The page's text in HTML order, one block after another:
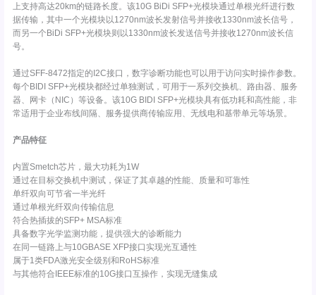
上支持高达20km的链路长度。该10G BiDi SFP+光模块通过单根光纤进行数
据传输，其中一个光模块以1270nm波长发射信号并接收1330nm波长信号，
而另一个BiDi SFP+光模块则以1330nm波长发送信号并接收1270nm波长信
号。
通过SFF-8472指定的I2C接口，数字诊断功能也可以用于访问实时操作参数。
每个BIDI SFP+光模块都经过单独测试，可用于一系列交换机、路由器、服务
器、网卡（NIC）等设备。该10G BIDI SFP+光模块具有低功耗和高性能，非
常适用于企业布线间隔、服务提供商传输应用、无线电和基带单元等场景。
产品特征
内置Smetch芯片，最大功耗为1W
通过在目标交换机中测试，保证了其卓越的性能、质量和可靠性
单纤双向可节省一半光纤
通过单根光纤双向传输信息
符合热插拔的SFP+ MSA标准
具备数字光学监测功能，提供强大的诊断能力
在同一链路上与10GBASE XFP接口实现光互通性
属于1类FDA激光安全级别和RoHS标准
与其他符合IEEE标准的10G接口互操作，实现无缝集成